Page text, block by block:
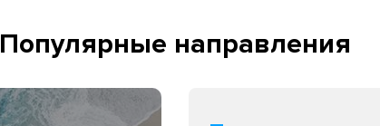
Популярные направления